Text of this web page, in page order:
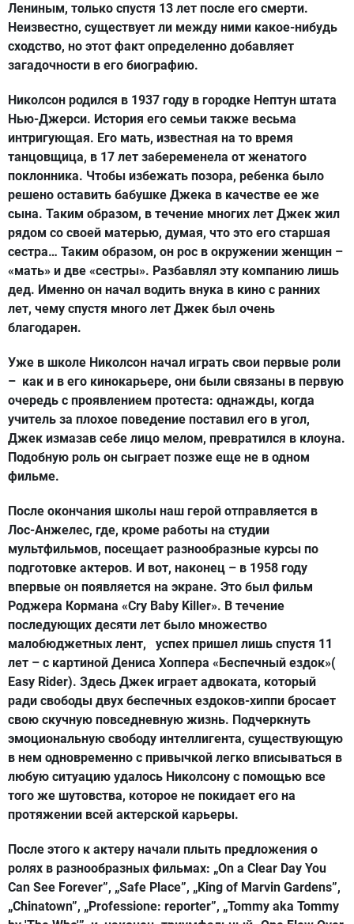
Лениным, только спустя 13 лет после его смерти.
Неизвестно, существует ли между ними какое-нибудь
сходство, но этот факт определенно добавляет
загадочности в его биографию.
Николсон родился в 1937 году в городке Нептун штата
Нью-Джерси. История его семьи также весьма
интригующая. Его мать, известная на то время
танцовщица, в 17 лет забеременела от женатого
поклонника. Чтобы избежать позора, ребенка было
решено оставить бабушке Джека в качестве ее же
сына. Таким образом, в течение многих лет Джек жил
рядом со своей матерью, думая, что это его старшая
сестра… Таким образом, он рос в окружении женщин –
«мать» и две «сестры». Разбавлял эту компанию лишь
дед. Именно он начал водить внука в кино с ранних
лет, чему спустя много лет Джек был очень
благодарен.
Уже в школе Николсон начал играть свои первые роли
– как и в его кинокарьере, они были связаны в первую
очередь с проявлением протеста: однажды, когда
учитель за плохое поведение поставил его в угол,
Джек измазав себе лицо мелом, превратился в клоуна.
Подобную роль он сыграет позже еще не в одном
фильме.
После окончания школы наш герой отправляется в
Лос-Анжелес, где, кроме работы на студии
мультфильмов, посещает разнообразные курсы по
подготовке актеров. И вот, наконец – в 1958 году
впервые он появляется на экране. Это был фильм
Роджера Кормана «Cry Baby Killer». В течение
последующих десяти лет было множество
малобюджетных лент, успех пришел лишь спустя 11
лет – с картиной Дениса Хоппера «Беспечный ездок»(
Easy Rider). Здесь Джек играет адвоката, который
ради свободы двух беспечных ездоков-хиппи бросает
свою скучную повседневную жизнь. Подчеркнуть
эмоциональную свободу интеллигента, существующую
в нем одновременно с привычкой легко вписываться в
любую ситуацию удалось Николсону с помощью все
того же шутовства, которое не покидает его на
протяжении всей актерской карьеры.
После этого к актеру начали плыть предложения о
ролях в разнообразных фильмах: „On a Clear Day You
Can See Forever”, „Safe Place”, „King of Marvin Gardens”,
„Chinatown”, „Professione: reporter”, „Tommy aka Tommy